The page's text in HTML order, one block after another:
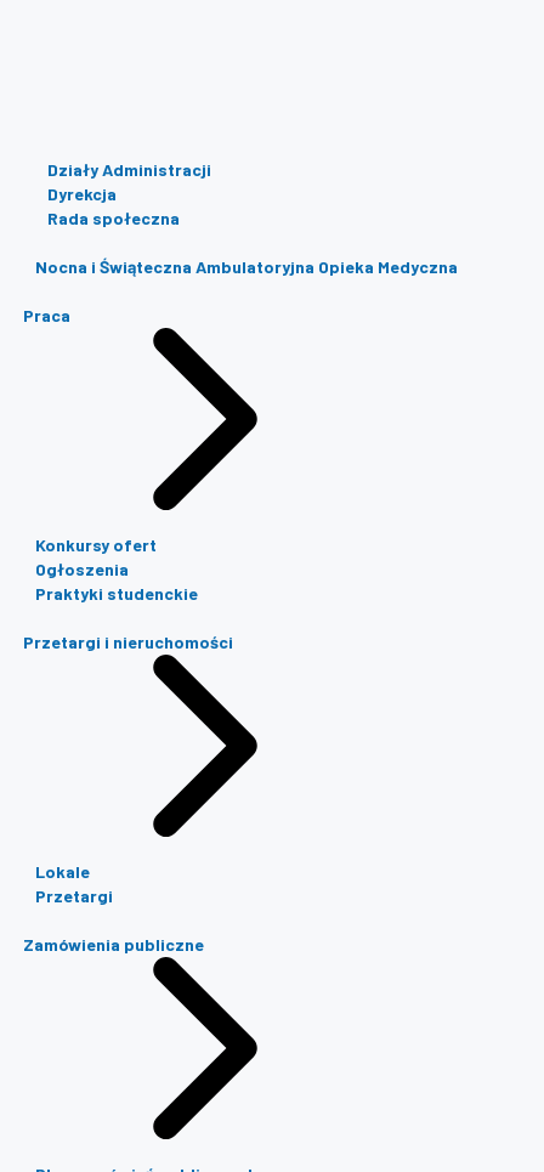
Działy Administracji
Dyrekcja
Rada społeczna
Nocna i Świąteczna Ambulatoryjna Opieka Medyczna
Praca
Konkursy ofert
Ogłoszenia
Praktyki studenckie
Przetargi i nieruchomości
Lokale
Przetargi
Zamówienia publiczne